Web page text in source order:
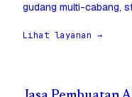
gudang multi-cabang,
Lihat layanan →